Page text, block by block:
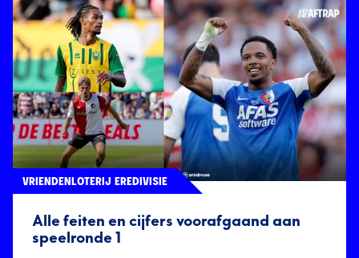
Alle feiten en cijfers voorafgaand aan
speelronde 1
VRIENDENLOTERIJ EREDIVISIE